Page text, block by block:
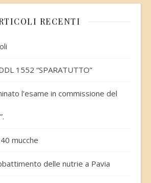
RECENTI
1552 “SPARATUTTO”
l’esame in commissione del
mucche
delle nutrie a Pavia